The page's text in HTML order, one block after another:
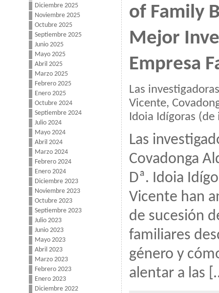
Diciembre 2025
Noviembre 2025
Octubre 2025
Septiembre 2025
Junio 2025
Mayo 2025
Abril 2025
Marzo 2025
Febrero 2025
Enero 2025
Octubre 2024
Septiembre 2024
Julio 2024
Mayo 2024
Abril 2024
Marzo 2024
Febrero 2024
Enero 2024
Diciembre 2023
Noviembre 2023
Octubre 2023
Septiembre 2023
Julio 2023
Junio 2023
Mayo 2023
Abril 2023
Marzo 2023
Febrero 2023
Enero 2023
Diciembre 2022
of Family
Mejor
Empresa
Las
Vicente,
Idoia Idígoras
Las
Covadonga
Dª. Idoia
Vicente han
de sucesión
familiares
género y
alentar a las